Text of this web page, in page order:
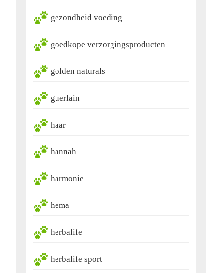
gezondheid voeding
goedkope verzorgingsproducten
golden naturals
guerlain
haar
hannah
harmonie
hema
herbalife
herbalife sport